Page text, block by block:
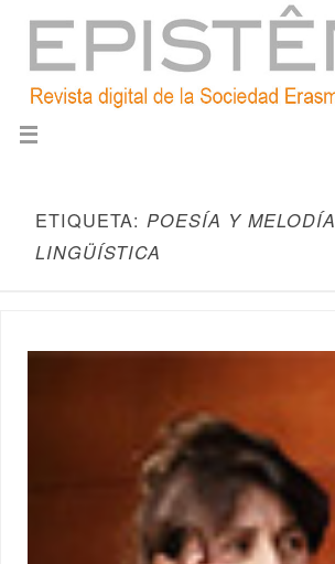
ETIQUETA: POESÍA Y MELODÍA
LINGÜÍSTICA